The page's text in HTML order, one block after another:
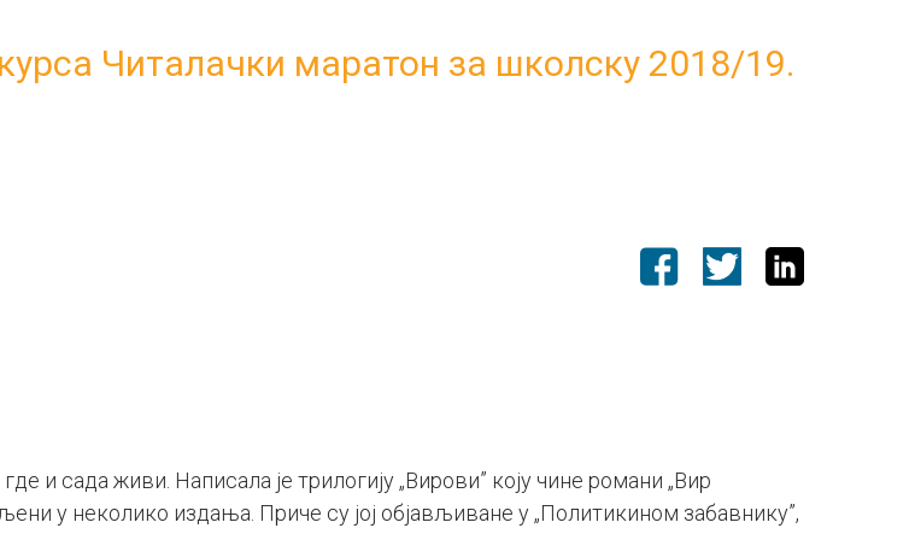
Читалачки маратон за школску 2018/19.
и сада живи. Написала је трилогију „Вирови” коју чине романи „Вир
у неколико издања. Приче су јој објављиване у „Политикином забавнику”,